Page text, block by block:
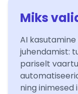
Miks
AI
juhendamist:
pariselt
ning inimesed